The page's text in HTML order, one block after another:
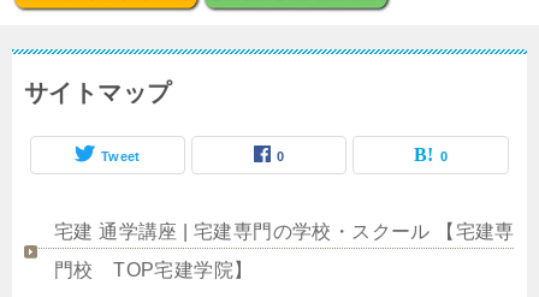
サイトマップ
Tweet 0 0
宅建 通学講座 | 宅建専門の学校・スクール 【宅建専
門校 TOP宅建学院】